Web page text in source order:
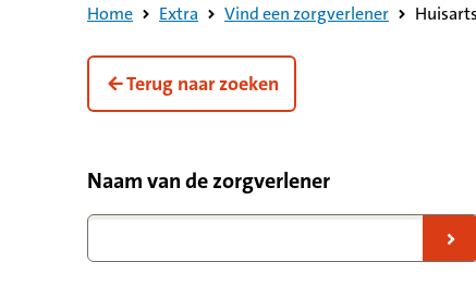
Home Extra Vind een zorgverlener
Terug naar zoeken
Naar zoekresultaten
Filteropties voor zorgverleners
Naam van de zorgverlener